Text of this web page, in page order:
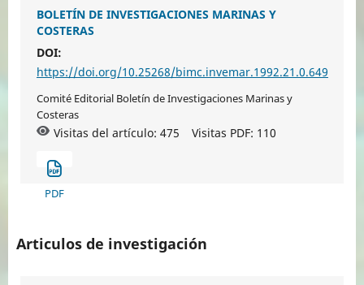
BOLETÍN DE INVESTIGACIONES MARINAS Y
COSTERAS
DOI:
https://doi.org/10.25268/bimc.invemar.1992.21.0.649
Comité Editorial Boletín de Investigaciones Marinas y
Costeras
Visitas del artículo: 475 Visitas PDF: 110
PDF
Articulos de investigación